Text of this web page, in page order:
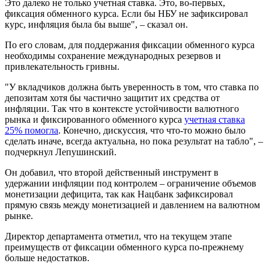
Это далеко не только учетная ставка. Это, во-первых,
фиксация обменного курса. Если бы НБУ не зафиксировал
курс, инфляция была бы выше", – сказал он.
По его словам, для поддержания фиксации обменного курса
необходимы сохранение международных резервов и
привлекательность гривны.
"У вкладчиков должна быть уверенность в том, что ставка по
депозитам хотя бы частично защитит их средства от
инфляции. Так что в контексте устойчивости валютного
рынка и фиксированного обменного курса учетная ставка
25% помогла. Конечно, дискуссия, что что-то можно было
сделать иначе, всегда актуальна, но пока результат на табло", –
подчеркнул Лепушинский.
Он добавил, что второй действенный инструмент в
удержании инфляции под контролем – ограничение объемов
монетизации дефицита, так как Нацбанк зафиксировал
прямую связь между монетизацией и давлением на валютном
рынке.
Директор департамента отметил, что на текущем этапе
преимуществ от фиксации обменного курса по-прежнему
больше недостатков.